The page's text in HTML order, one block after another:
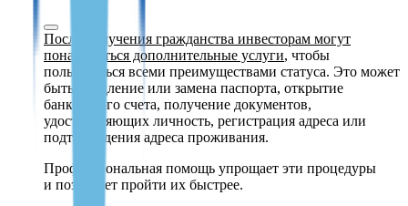
После получения гражданства инвесторам могут
понадобиться дополнительные услуги, чтобы
пользоваться всеми преимуществами статуса. Это может
быть продление или замена паспорта, открытие
банковского счета, получение документов,
удостоверяющих личность, регистрация адреса или
подтверждения адреса проживания.
Профессиональная помощь упрощает эти процедуры
и позволяет пройти их быстрее.